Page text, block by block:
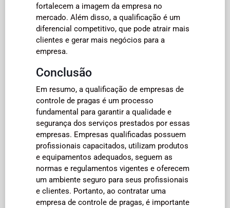
fortalecem a imagem da empresa no
mercado. Além disso, a qualificação é um
diferencial competitivo, que pode atrair mais
clientes e gerar mais negócios para a
empresa.
Conclusão
Em resumo, a qualificação de empresas de
controle de pragas é um processo
fundamental para garantir a qualidade e
segurança dos serviços prestados por essas
empresas. Empresas qualificadas possuem
profissionais capacitados, utilizam produtos
e equipamentos adequados, seguem as
normas e regulamentos vigentes e oferecem
um ambiente seguro para seus profissionais
e clientes. Portanto, ao contratar uma
empresa de controle de pragas, é importante